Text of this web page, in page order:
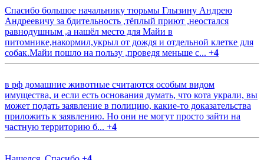
Спасибо большое начальнику тюрьмы Глызину Андрею
Андреевичу за бдительность ,тёплый приют ,неостался
равнодушным ,а нашёл место для Майи в
питомнике,накормил,укрыл от дождя и отдельной клетке для
собак.Майи пошло на пользу ,проведя меньше с... +4
в рф домашние животные считаются особым видом
имущества, и если есть основания думать, что кота украли, вы
может подать заявление в полицию, какие-то доказательства
приложить к заявлению. Но они не могут просто зайти на
частную территорию б... +4